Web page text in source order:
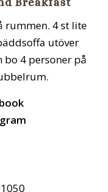
rummen. 4 st lite
utöver
bo 4 personer på